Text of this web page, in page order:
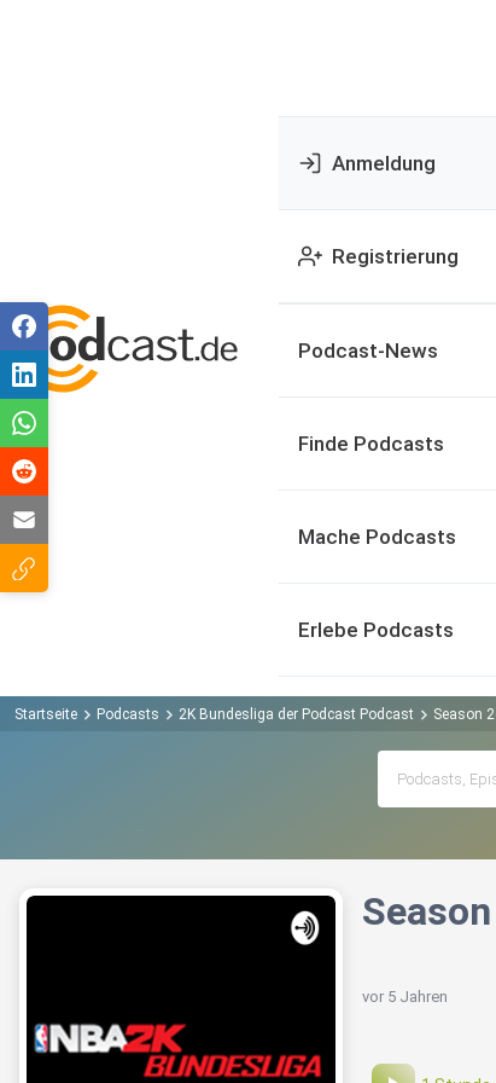
Anmeldung
Registrierung
Podcast-News
Finde Podcasts
Mache Podcasts
Erlebe Podcasts
Startseite Podcasts 2K Bundesliga der Podcast Podcast Season
vor 5 Jahren